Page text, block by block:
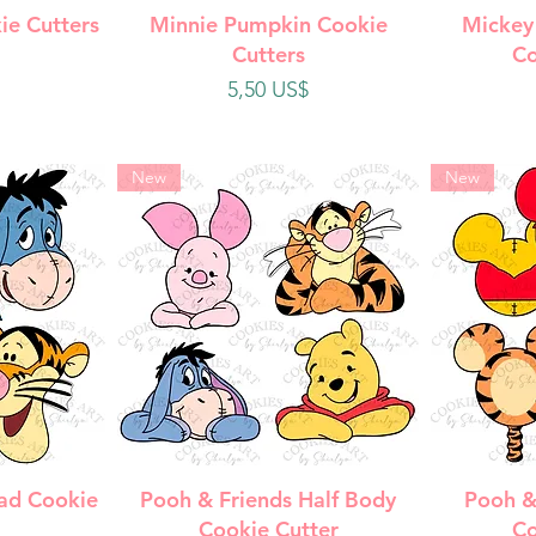
Cutters Vista rápida
Minnie Pumpkin Cookie
Cutters
Precio
5,50 US$
Cookie
Vista rápida
New
Pooh & Friends Half Body
Cookie Cutter
New
Pooh